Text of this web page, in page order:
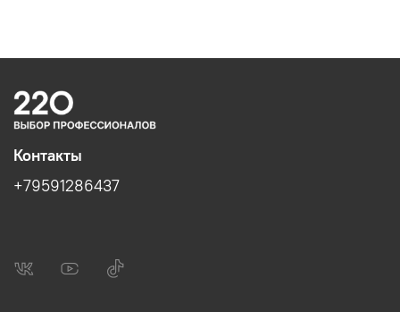
Контакты
+79591286437